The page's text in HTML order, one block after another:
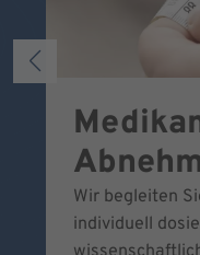
Wir begleiten
individuell